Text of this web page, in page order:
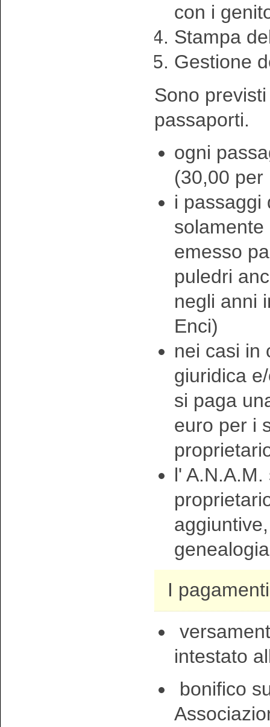
con i
Stampa
Gestione
Sono
passaporti.
ogni
(30,00 per
i passaggi
emesso
puledri
negli anni
Enci)
nei casi in
giuridica
si paga
euro per i
l'
I
intestato
bonifico